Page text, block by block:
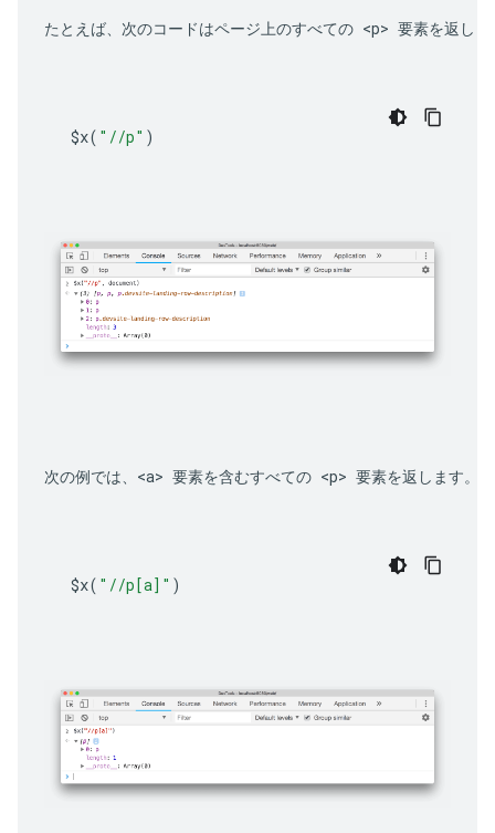
たとえば、次のコードはページ上のすべての <p> 要素を返しま
$x( "//p" )
次の例では、 <a> 要素を含むすべての <p> 要素を返します。
$x( "//p[a]" )